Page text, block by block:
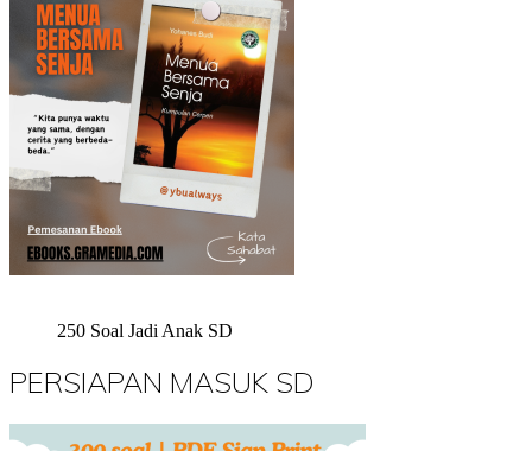
250 Soal Jadi Anak SD
PERSIAPAN MASUK SD